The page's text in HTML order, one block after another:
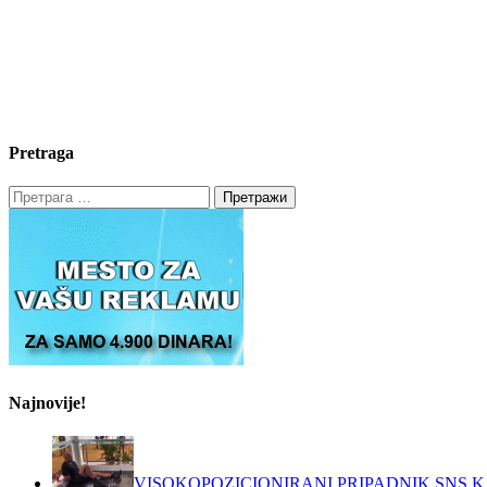
Pretraga
Претрага
за:
Najnovije!
VISOKOPOZICIONIRANI PRIPADNIK SNS